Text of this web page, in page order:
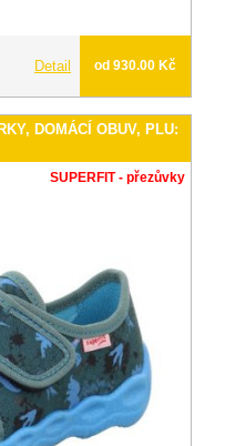
Detail od 930.00 Kč
DOMÁCÍ OBUV, PLU:
SUPERFIT - přezůvky